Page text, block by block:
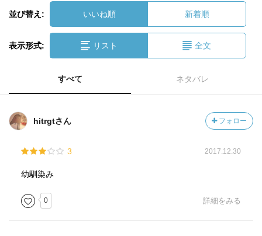
並び替え: いいね順 新着順
表示形式: リスト 全文
すべて ネタバレ
hitrgtさん フォロー
3 2017.12.30
幼馴染み
0 詳細をみる